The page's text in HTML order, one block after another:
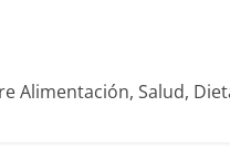
Alimentación, Salud,